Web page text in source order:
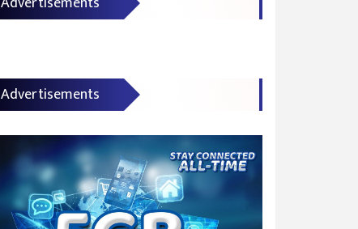
Advertisements